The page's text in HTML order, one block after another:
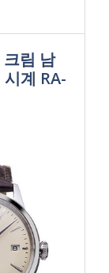
림 남
계 RA-